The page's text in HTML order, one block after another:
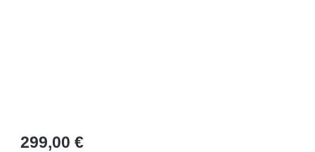
Regulärer Preis:
299,00 €